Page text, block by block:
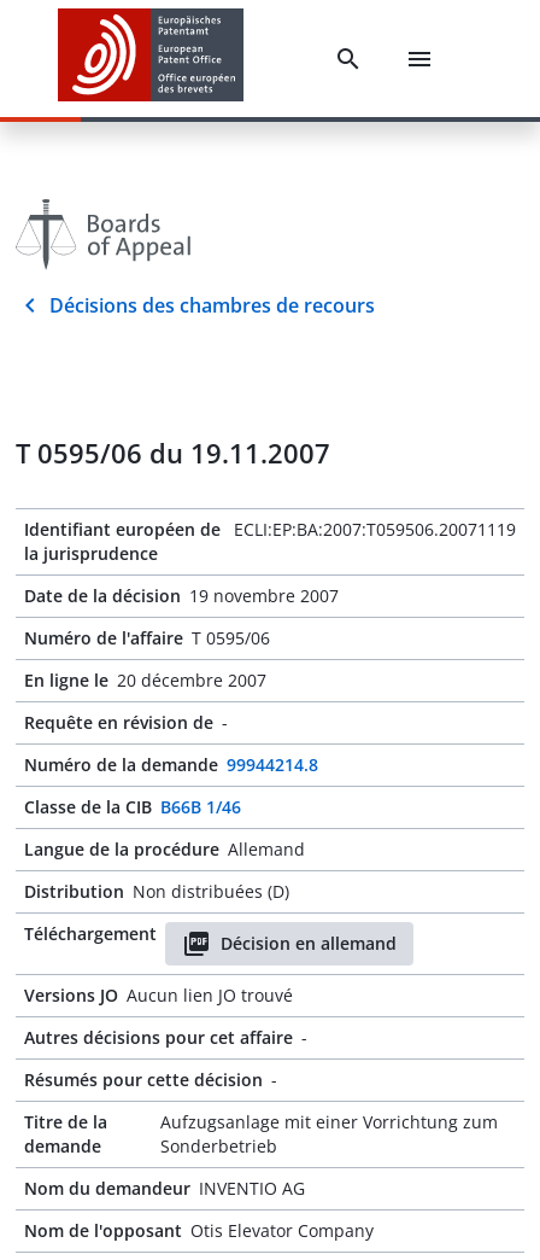
Décisions des chambres de recours
T 0595/06 du 19.11.2007
Identifiant européen de
la jurisprudence
ECLI:EP:BA:2007:T059506.20071119
Date de la décision 19 novembre 2007
Numéro de l'affaire T 0595/06
En ligne le 20 décembre 2007
Requête en révision de -
Numéro de la demande 99944214.8
Classe de la CIB B66B 1/46
Langue de la procédure Allemand
Distribution Non distribuées (D)
Téléchargement
Décision en allemand
Versions JO Aucun lien JO trouvé
Autres décisions pour cet affaire -
Résumés pour cette décision -
Titre de la
demande
Aufzugsanlage mit einer Vorrichtung zum
Sonderbetrieb
Nom du demandeur INVENTIO AG
Nom de l'opposant Otis Elevator Company